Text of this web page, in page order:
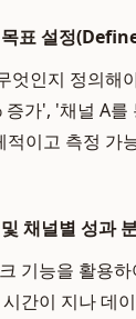
목표 설정
엇인지 정의해
증가', '채널 A
이고 측정 가
채널별 성과
기능을 활용
간이 지나 데